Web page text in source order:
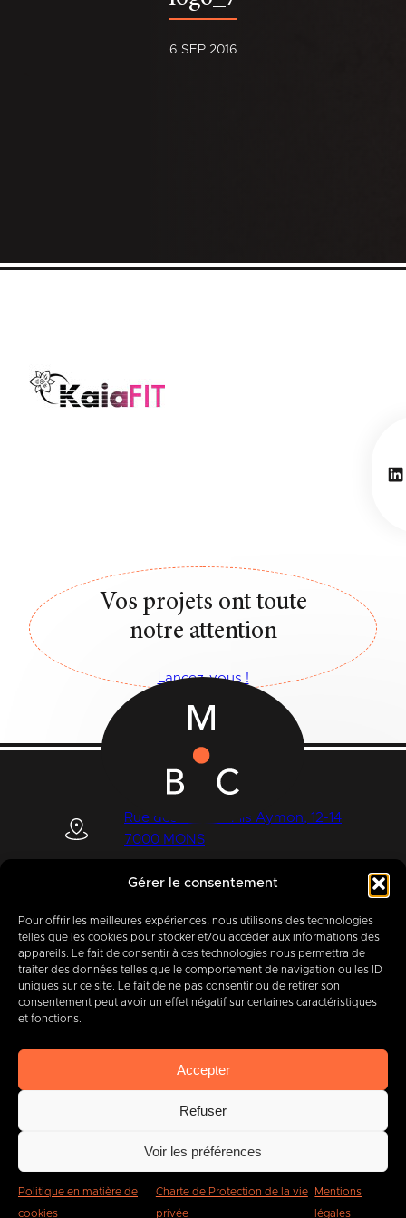
Gérer le consentement
Pour offrir les meilleures expériences, nous utilisons des technologies
telles que les cookies pour stocker et/ou accéder aux informations des
appareils. Le fait de consentir à ces technologies nous permettra de
traiter des données telles que le comportement de navigation ou les ID
uniques sur ce site. Le fait de ne pas consentir ou de retirer son
consentement peut avoir un effet négatif sur certaines caractéristiques
et fonctions.
Accepter
Refuser
Voir les préférences
Politique en matière de
cookies
Charte de Protection de la vie
privée
Mentions
légales
6 SEP 2016
Vos projets ont toute
notre attention
Lancez-vous !
Rue des Quatre Fils Aymon, 12-14
7000 MONS
+32 (0) 65 39 95 70
info@imbc.be
Aujourd’hui, partenairede
entreprises.